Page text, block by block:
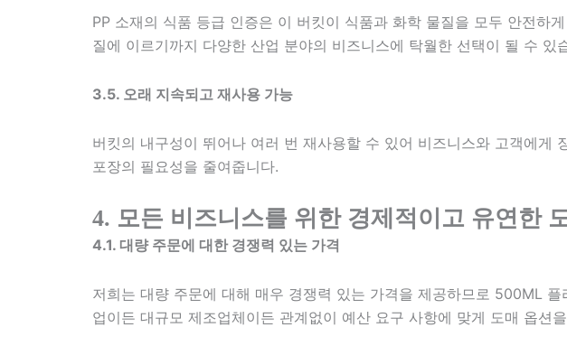
PP 소재의 식품 등급 인증은 이 버킷이 식품과 화학 물질을 모두 안전하
질에 이르기까지 다양한 산업 분야의 비즈니스에 탁월한 선택이 될 수 있
3.5. 오래 지속되고 재사용 가능
버킷의 내구성이 뛰어나 여러 번 재사용할 수 있어 비즈니스와 고객에게
포장의 필요성을 줄여줍니다.
4. 모든 비즈니스를 위한 경제적이고 유연한
4.1. 대량 주문에 대한 경쟁력 있는 가격
저희는 대량 주문에 대해 매우 경쟁력 있는 가격을 제공하므로 500ML
업이든 대규모 제조업체이든 관계없이 예산 요구 사항에 맞게 도매 옵션